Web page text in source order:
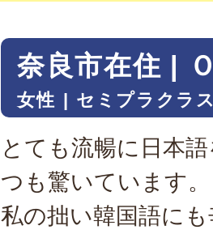
奈良市在住 |
女性 セミプラクラ
とても流暢に日本
つも驚いています。
私の拙い韓国語に